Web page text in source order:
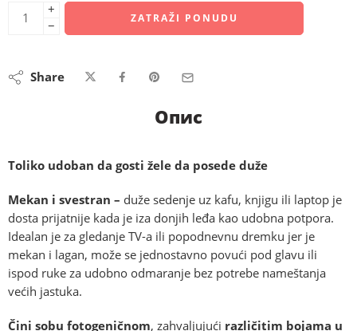
+
−
ZATRAŽI PONUDU
Share
Опис
Toliko udoban da gosti žele da posede duže
Mekan i svestran – duže sedenje uz kafu, knjigu ili laptop je
dosta prijatnije kada je iza donjih leđa kao udobna potpora.
Idealan je za gledanje TV-a ili popodnevnu dremku jer je
mekan i lagan, može se jednostavno povući pod glavu ili
ispod ruke za udobno odmaranje bez potrebe nameštanja
većih jastuka.
Čini sobu fotogeničnom, zahvaljujući različitim bojama u